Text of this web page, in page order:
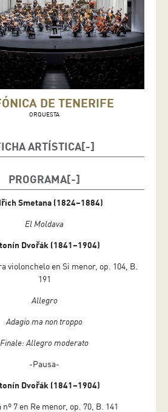
DE TENERIFE
ORQUESTA
ARTÍSTICA
Edgar Moreau, violonchelo
PROGRAMA
Smetana (1824–1884)
El Moldava
Dvořák (1841–1904)
violonchelo en Si menor, op. 104, B.
191
Allegro
Adagio ma non troppo
Finale: Allegro moderato
-Pausa-
Dvořák (1841–1904)
7 en Re menor, op. 70, B. 141